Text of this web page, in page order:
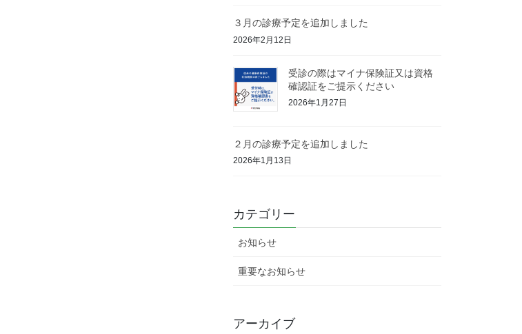
３月の診療予定を追加しました
2026年2月12日
受診の際はマイナ保険証又は資格
確認証をご提示ください
2026年1月27日
２月の診療予定を追加しました
2026年1月13日
カテゴリー
お知らせ
重要なお知らせ
アーカイブ